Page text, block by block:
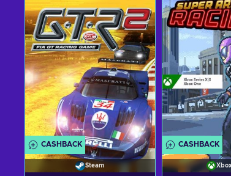
CASHBACK
Steam
CASHBACK